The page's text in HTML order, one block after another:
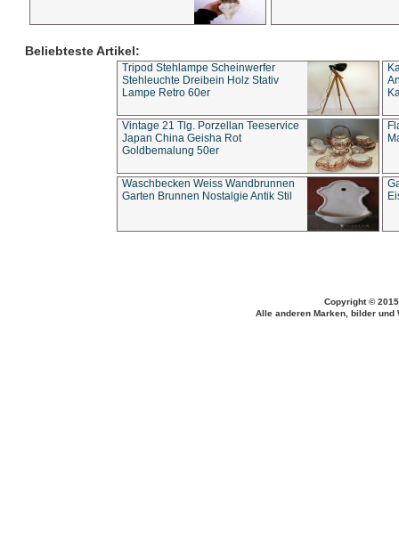
Beliebteste Artikel:
Tripod Stehlampe Scheinwerfer
Stehleuchte Dreibein Holz Stativ
Lampe Retro 60er
Vintage 21 Tlg. Porzellan Teeservice
Japan China Geisha Rot
Goldbemalung 50er
Waschbecken Weiss Wandbrunnen
Garten Brunnen Nostalgie Antik Stil
Copyright ©
Alle anderen Marken, bilder und